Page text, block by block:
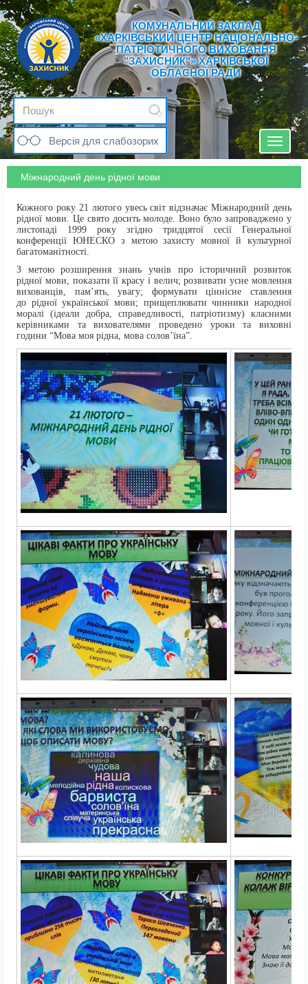
КОМУНАЛЬНИЙ ЗАКЛАД
«ХАРКІВСЬКИЙ ЦЕНТР НАЦІОНАЛЬНО-
ПАТРІОТИЧНОГО ВИХОВАННЯ
"ЗАХИСНИК"» ХАРКІВСЬКОЇ
ОБЛАСНОЇ РАДИ
Версія для слабозорих
Toggle
Міжнародний день рідної мови
Кожного року 21 лютого увесь світ відзначає Міжнародний день
рідної мови. Це свято досить молоде. Воно було запроваджено у
листопаді 1999 року згідно тридцятої сесії Генеральної
конференції ЮНЕСКО з метою захисту мовної й культурної
багатоманітності.
З метою розширення знань учнів про історичний розвиток
рідної мови, показати її красу і велич; розвивати усне мовлення
вихованців, пам’ять, увагу; формувати ціннісне ставлення
до рідної української мови; прищеплювати чинники народної
моралі (ідеали добра, справедливості, патріотизму) класними
керівниками та вихователями проведено уроки та виховні
години “Мова моя рідна, мова солов’їна”.